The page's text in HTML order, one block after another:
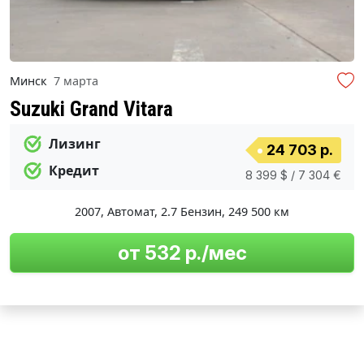
Минск 7 марта
Suzuki Grand Vitara
Лизинг
Кредит
24 703 р.
8 399 $ / 7 304 €
2007, Автомат, 2.7 Бензин, 249 500 км
от 532 р./мес